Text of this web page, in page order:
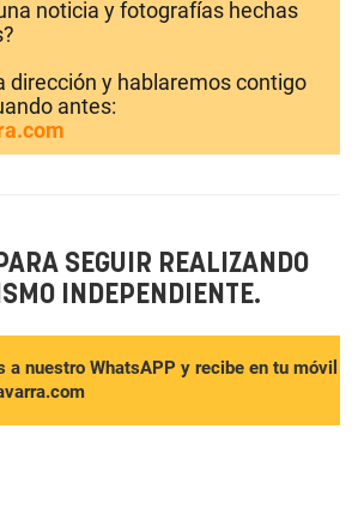
noticia y fotografías hechas
dirección y hablaremos contigo
antes:
SEGUIR REALIZANDO
INDEPENDIENTE.
a nuestro WhatsAPP y recibe en tu móvil